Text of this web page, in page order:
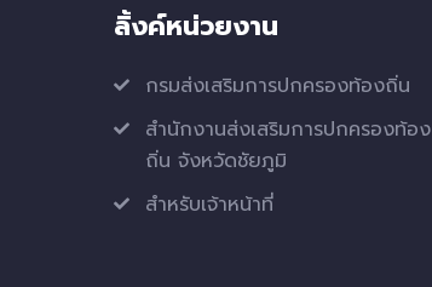
ลิ้งค์หน่วยงาน
กรมส่งเสริมการปกครองท้องถิ่น
สำนักงานส่งเสริมการปกครองท้อง
ถิ่น จังหวัดชัยภูมิ
สำหรับเจ้าหน้าที่